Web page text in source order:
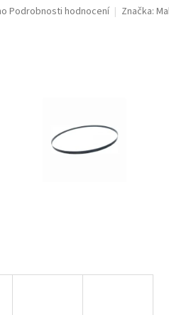
Podrobnosti hodnocení Značka: